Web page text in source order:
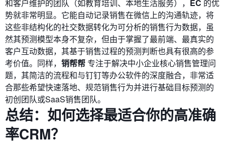
和客户维护的团队（如教育培训、本地生活服务）， EC 的优
势就非常明显。它能自动记录销售在微信上的沟通轨迹，将
这些非结构化的社交数据转化为可分析的销售行为数据，虽
然其预测模型本身不复杂，但由于掌握了最前端、最真实的
客户互动数据，其基于销售过程的预测判断也具有很高的参
考价值。同样， 销帮帮专注于解决中小企业核心销售管理问
题，其简洁的流程和与钉钉等办公软件的深度融合，非常适
合那些希望快速落地、规范销售行为并进行基础目标预测的
初创团队或SaaS销售团队。
总结：如何选择最适合你的高准确
率CRM？